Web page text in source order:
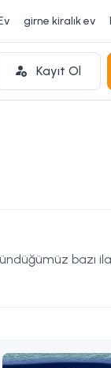
girne kiralık ev
Kayıt Ol
bazı